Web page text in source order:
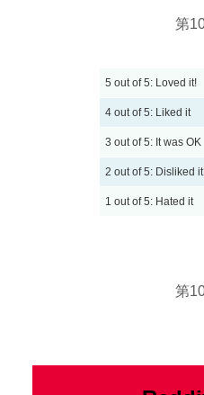
第
5 out of 5: Loved it!
4 out of 5: Liked it
3 out of 5: It was OK
2 out of 5: Disliked it
1 out of 5: Hated it
第